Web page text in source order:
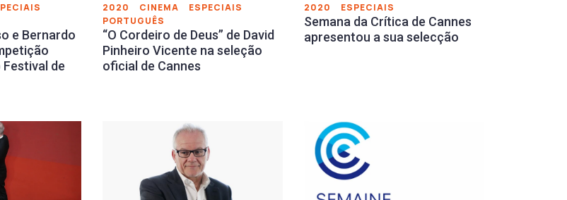
e Bernardo
de
2020 CINEMA
ESPECIAIS
PORTUGUÊS
“O Cordeiro de Deus” de David
Pinheiro Vicente na seleção
oficial de Cannes
2020 ESPECIAIS
Semana da Crítica de Cannes
apresentou a sua selecção